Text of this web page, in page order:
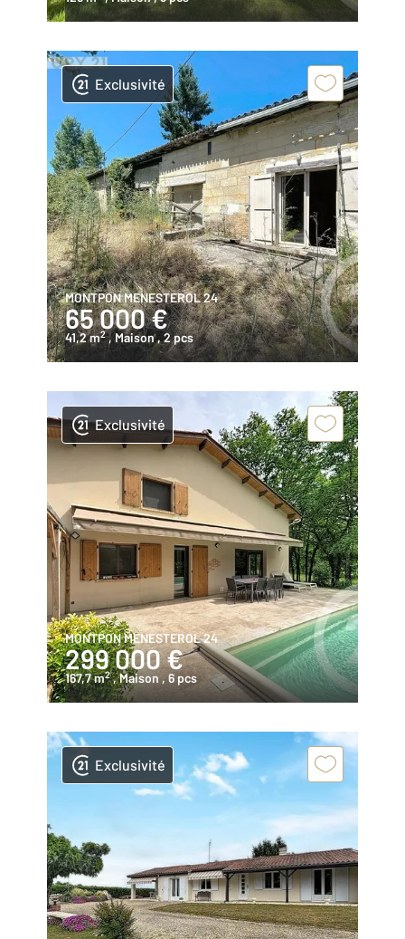
Exclusivité
MONTPON MENESTEROL 24
65 000 €
41,2 m2 , Maison, 2 pcs
Exclusivité
MONTPON MENESTEROL 24
299 000 €
167,7 m2 , Maison, 6 pcs
Exclusivité